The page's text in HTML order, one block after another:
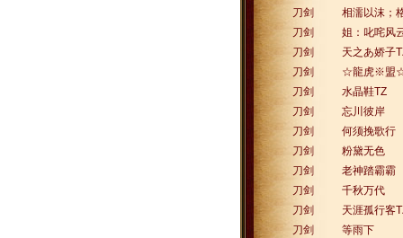
刀剑
相濡以沫；
刀剑
姐：叱咤风
刀剑
天之あ娇子
刀剑
☆龍虎※盟
刀剑
水晶鞋TZ
刀剑
忘川彼岸
刀剑
何须挽歌行
刀剑
粉黛无色
刀剑
老神踏霸霸
刀剑
千秋万代
刀剑
天涯孤行客
刀剑
等雨下